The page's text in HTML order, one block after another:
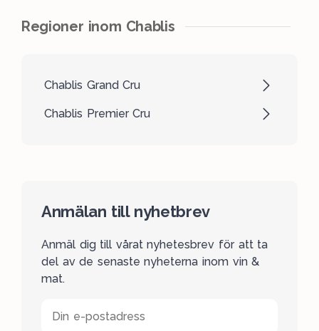
Regioner inom Chablis
Chablis Grand Cru
Chablis Premier Cru
Anmälan till nyhetbrev
Anmäl dig till vårat nyhetesbrev för att ta
del av de senaste nyheterna inom vin &
mat.
Din e-postadress